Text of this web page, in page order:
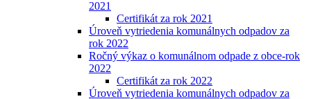
2021
Certifikát za rok 2021
Úroveň vytriedenia komunálnych odpadov za
rok 2022
Ročný výkaz o komunálnom odpade z obce-rok
2022
Certifikát za rok 2022
Úroveň vytriedenia komunálnych odpadov za